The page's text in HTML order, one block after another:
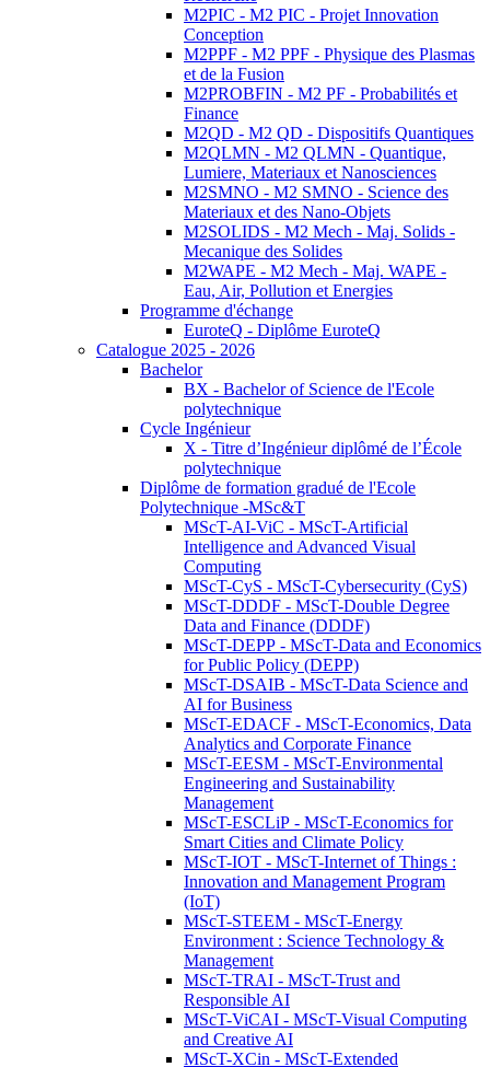
M2PIC - M2 PIC - Projet Innovation
Conception
M2PPF - M2 PPF - Physique des Plasmas
et de la Fusion
M2PROBFIN - M2 PF - Probabilités et
Finance
M2QD - M2 QD - Dispositifs Quantiques
M2QLMN - M2 QLMN - Quantique,
Lumiere, Materiaux et Nanosciences
M2SMNO - M2 SMNO - Science des
Materiaux et des Nano-Objets
M2SOLIDS - M2 Mech - Maj. Solids -
Mecanique des Solides
M2WAPE - M2 Mech - Maj. WAPE -
Eau, Air, Pollution et Energies
Programme d'échange
EuroteQ - Diplôme EuroteQ
Catalogue 2025 - 2026
Bachelor
BX - Bachelor of Science de l'Ecole
polytechnique
Cycle Ingénieur
X - Titre d’Ingénieur diplômé de l’École
polytechnique
Diplôme de formation gradué de l'Ecole
Polytechnique -MSc&T
MScT-AI-ViC - MScT-Artificial
Intelligence and Advanced Visual
Computing
MScT-CyS - MScT-Cybersecurity (CyS)
MScT-DDDF - MScT-Double Degree
Data and Finance (DDDF)
MScT-DEPP - MScT-Data and Economics
for Public Policy (DEPP)
MScT-DSAIB - MScT-Data Science and
AI for Business
MScT-EDACF - MScT-Economics, Data
Analytics and Corporate Finance
MScT-EESM - MScT-Environmental
Engineering and Sustainability
Management
MScT-ESCLiP - MScT-Economics for
Smart Cities and Climate Policy
MScT-IOT - MScT-Internet of Things :
Innovation and Management Program
(IoT)
MScT-STEEM - MScT-Energy
Environment : Science Technology &
Management
MScT-TRAI - MScT-Trust and
Responsible AI
MScT-ViCAI - MScT-Visual Computing
and Creative AI
MScT-XCin - MScT-Extended